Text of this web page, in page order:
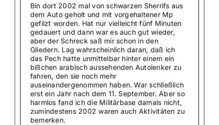
Bin dort 2002 mal von schwarzen Sherrifs aus
dem Auto geholt und mit vorgehaltener Mp
gefilzt worden. Hat nur vielleicht fünf Minuten
gedauert und dann war es auch gut wieder,
aber der Schreck saß mir schon in den
Gliedern. Lag wahrscheinlich daran, daß ich
das Pech hatte unmittelbar hinter einem ein
bißchen arabisch aussehenden Autolenker zu
fahren, den sie noch mehr
auseinandergenommen haben. War schließlich
erst ein Jahr nach dem 11. September. Aber so
harmlos fand ich die Militärbase damals nicht,
zumindestens 2002 waren auch Aktivitäten zu
bemerken.